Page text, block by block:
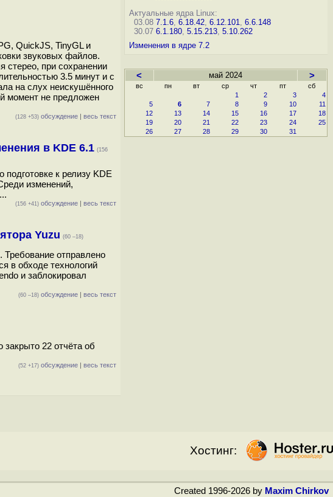
QuickJS, TinyGL и
звуковых файлов.
стерео, при сохранении
3.5 минут и с
на слух неискушённого
момент не предложен
(128 +53) обсуждение | весь текст
в KDE 6.1 (156
к релизу KDE
изменений,
(156 +41) обсуждение | весь текст
Yuzu (60 –18)
Требование отправлено
в обходе технологий
и заблокировал
(60 –18) обсуждение | весь текст
22 отчёта об
(52 +17) обсуждение | весь текст
Актуальные ядра Linux:
03.08 7.1.6, 6.18.42, 6.12.101, 6.6.148
30.07 6.1.180, 5.15.213, 5.10.262
Изменения в ядре 7.2
< май 2024 >
вс пн вт ср чт пт
сб
1
2 3
4
5
6 7 8 9 10
11
12
13 14 15 16 17
18
19
20 21 22 23 24
25
26
27 28 29 30 31
Хостинг:
Created 1996-2026 by Maxim Chirkov